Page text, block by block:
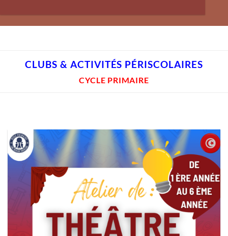
CLUBS & ACTIVITÉS PÉRISCOLAIRES
CYCLE PRIMAIRE